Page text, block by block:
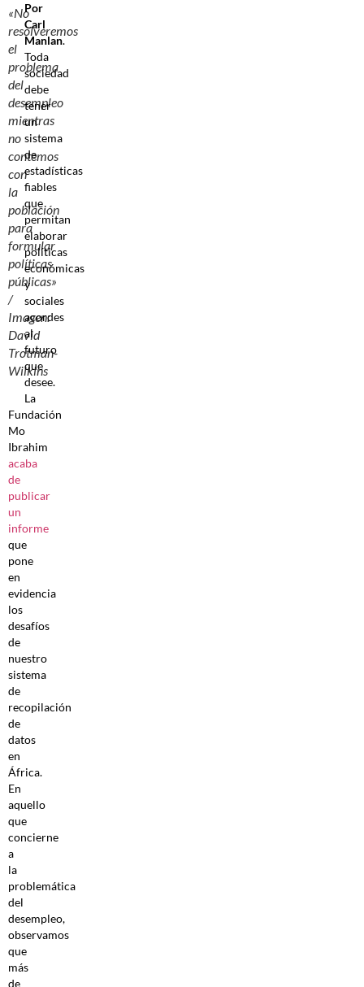
«No
resolveremos
el
problema
del
desempleo
mientras
no
contemos
con
la
población
para
formular
políticas
públicas»
/
Imagen:
David
Trotman-
Wilkins
Por
Carl
Manlan.
Toda
sociedad
debe
tener
un
sistema
de
estadísticas
fiables
que
permitan
elaborar
políticas
económicas
y
sociales
acordes
al
futuro
que
desee.
La
Fundación
Mo
Ibrahim
acaba
de
publicar
un
informe
que
pone
en
evidencia
los
desafíos
de
nuestro
sistema
de
recopilación
de
datos
en
África.
En
aquello
que
concierne
a
la
problemática
del
desempleo,
observamos
que
más
de